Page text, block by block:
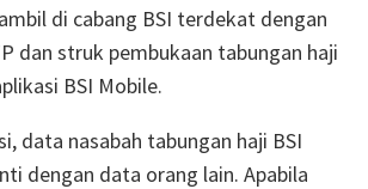
di cabang BSI terdekat dengan
dan struk pembukaan tabungan haji
BSI Mobile.
data nasabah tabungan haji BSI
dengan data orang lain. Apabila